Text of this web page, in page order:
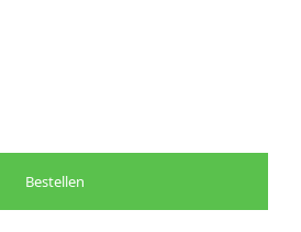
Bestellen